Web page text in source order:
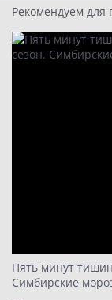
7 серия
8 серия
Рекомендуем для
Пять минут
Симбирские